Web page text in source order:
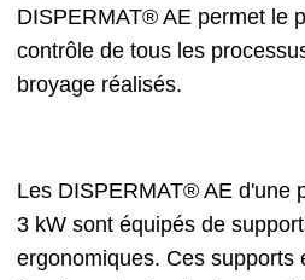
DISPERMAT® AE permet le
contrôle de tous les
broyage réalisés.
Les DISPERMAT® AE d'une
3 kW sont équipés de
ergonomiques. Ces supports